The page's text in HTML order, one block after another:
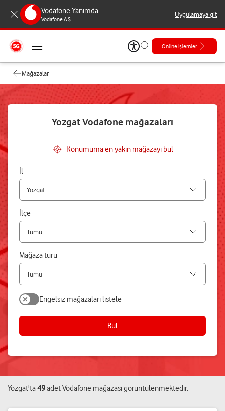
Vodafone Yanımda
Vodafone A.Ş.
Uygulamaya git
Online işlemler
Mağazalar
Yozgat Vodafone mağazaları
Konumuma en yakın mağazayı bul
İl
İlçe
Mağaza türü
Bul
Engelsiz mağazaları listele
Yozgat'ta49adetVodafone mağazasıgörüntülenmektedir.